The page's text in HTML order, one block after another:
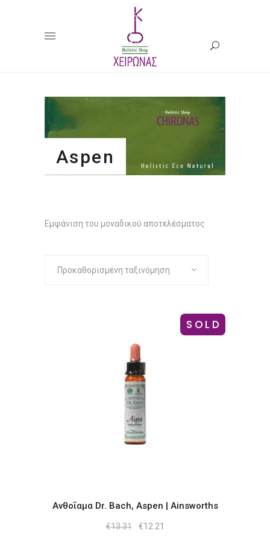
Aspen
Εμφάνιση του μοναδικού αποτελέσματος
Προκαθορισμένη ταξινόμηση
-8%
SOLD
Ανθοΐαμα Dr. Bach, Aspen | Ainsworths
€13.31
Original
€12.21